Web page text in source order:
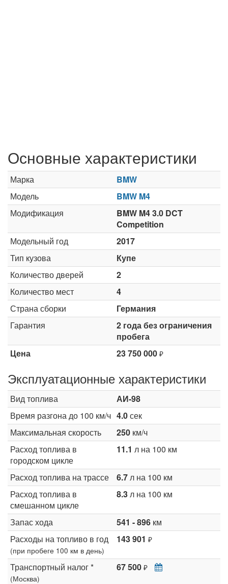
Основные характеристики
Марка
BMW
Модель
BMW M4
Модификация
BMW M4 3.0 DCT
Competition
Модельный год
2017
Тип кузова
Купе
Количество дверей
2
Количество мест
4
Страна сборки
Германия
Гарантия
2 года без ограничения
пробега
Цена
23 750 000 ₽
Эксплуатационные характеристики
Вид топлива
АИ-98
Время разгона до 100 км/ч 4.0сек
Максимальная скорость
250 км/ч
Расход топлива в
городском цикле
11.1 л на 100 км
Расход топлива на трассе 6.7л на 100 км
Расход топлива в
смешанном цикле
8.3л на 100 км
Запас хода 541 - 896 км
Расходы на топливо в год
(при пробеге 100 км в день)
143 901 ₽
Транспортный налог *
(Москва)
67 500 ₽